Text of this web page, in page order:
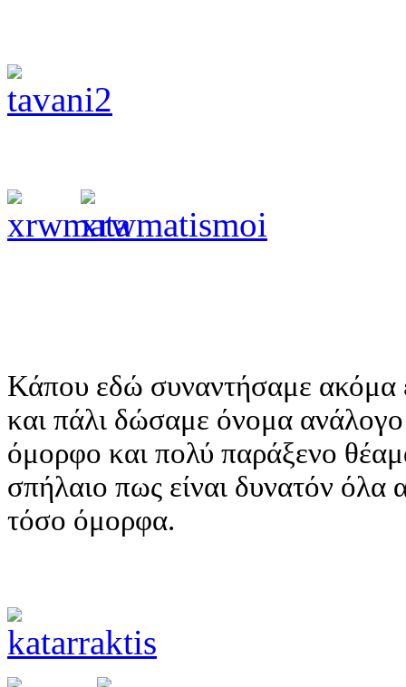
Κάπου εδώ συναντήσαμε ακόμα
και πάλι δώσαμε όνομα
όμορφο και πολύ παράξενο
σπήλαιο πως είναι δυνατόν όλα
τόσο όμορφα.